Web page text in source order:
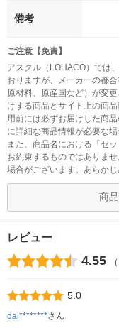
備考
ご注意【免責】
アスクル（LOHACO）では
おりますが、メーカーの都
原材料、原産国など）が変
けする商品とサイト上の商
用前には必ずお届けした商
に詳細な商品情報が必要な
また、商品名における「セ
お約束するものではありま
場合がございます。あらかじ
商
レビュー
4.55
5.0
dai********さん